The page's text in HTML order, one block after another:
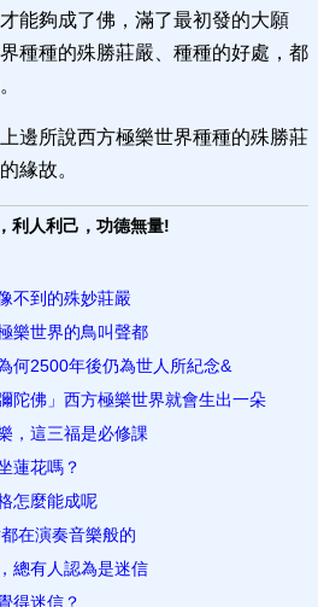
能夠成了佛，滿了最初發的大願
種種的殊勝莊嚴、種種的好處，都
邊所說西方極樂世界種種的殊勝莊
緣故。
利人利己，功德無量!
不到的殊妙莊嚴
樂世界的​鳥叫聲都
何2500年後仍為世人所紀念&
陀佛」西方極樂世界就會生出一朵
，這三福是必修課
蓮花嗎？
怎麼能成呢
在演奏音樂般的
總有人認為是迷​信
得迷信？